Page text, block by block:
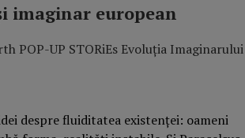
imaginar european
despre fluiditatea existenței: oameni